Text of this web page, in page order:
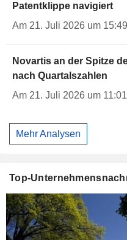
Patentklippe navigiert
Am 21. Juli 2026 um
Novartis an der Spitze
nach Quartalszahlen
Am 21. Juli 2026 um
Mehr Analysen
Top-